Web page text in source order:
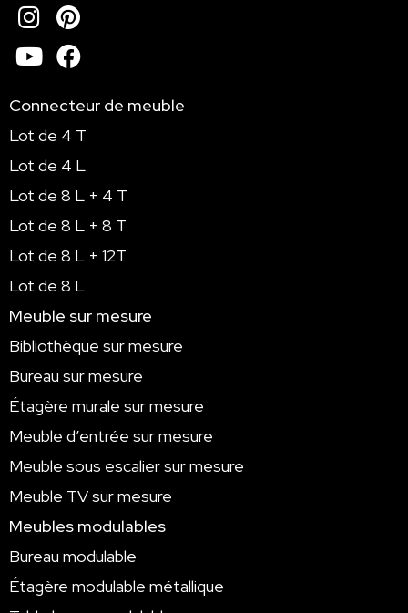
Instagram
Pinterest
YoutubeFacebook
Connecteur de meuble
Lot de 4 T
Lot de 4 L
Lot de 8 L + 4 T
Lot de 8 L + 8 T
Lot de 8 L + 12T
Lot de 8 L
Meuble sur mesure
Bibliothèque sur mesure
Bureau sur mesure
Étagère murale sur mesure
Meuble d’entrée sur mesure
Meuble sous escalier sur mesure
Meuble TV sur mesure
Meubles modulables
Bureau modulable
Étagère modulable métallique